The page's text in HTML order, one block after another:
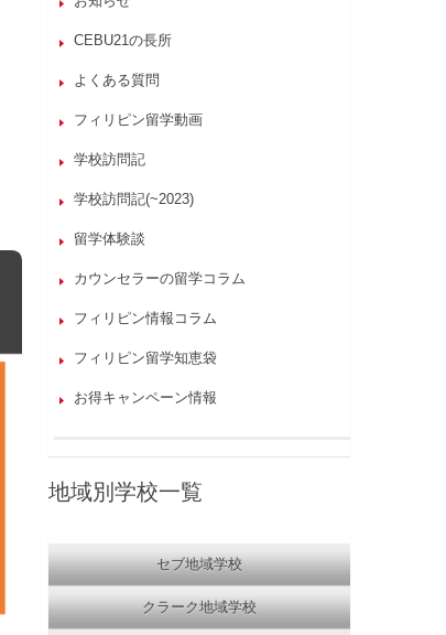
CEBU21の長所
よくある質問
フィリピン留学動画
学校訪問記
学校訪問記(~2023)
留学体験談
カウンセラーの留学コラム
フィリピン情報コラム
フィリピン留学知恵袋
お得キャンペーン情報
地域別学校一覧
セブ地域学校
クラーク地域学校